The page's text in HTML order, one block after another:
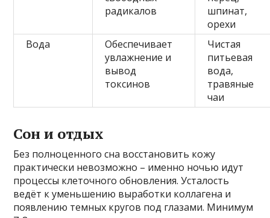
радикалов
шпинат,
орехи
Вода
Обеспечивает
увлажнение и
вывод
токсинов
Чистая
питьевая
вода,
травяные
чаи
Сон и отдых
Без полноценного сна восстановить кожу
практически невозможно – именно ночью идут
процессы клеточного обновления. Усталость
ведёт к уменьшению выработки коллагена и
появлению темных кругов под глазами. Минимум